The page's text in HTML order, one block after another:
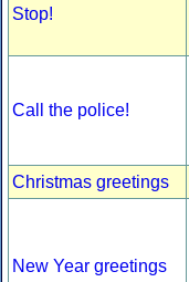
Stop!
Call the police!
Christmas greetings
New Year greetings